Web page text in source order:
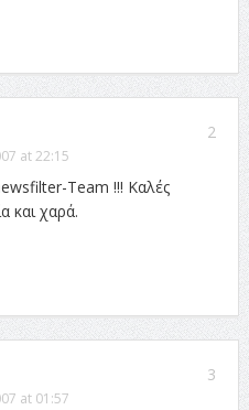
2
at 22:15
Team !!! Καλές
και χαρά.
3
at 01:57